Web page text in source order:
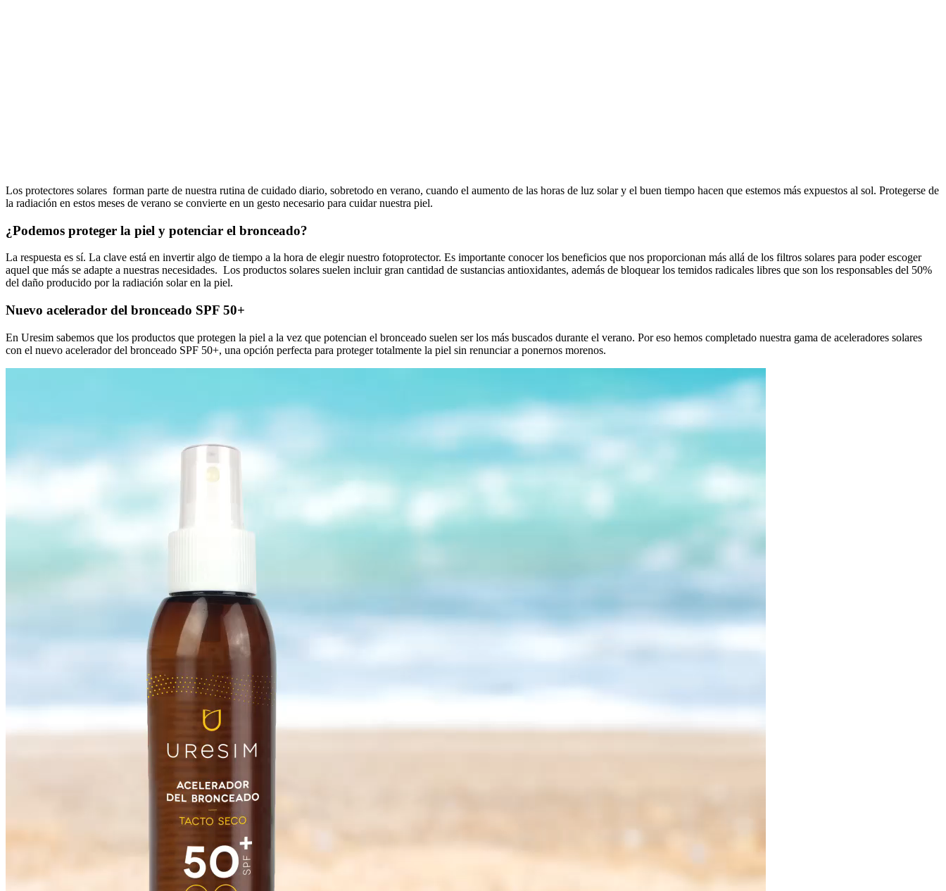
Los protectores solares forman parte de nuestra rutina de cuidado diario, sobretodo en verano, cuando el aumento de las horas de luz solar y el buen tiempo hacen que estemos más expuestos al sol. Protegerse de
la radiación en estos meses de verano se convierte en un gesto necesario para cuidar nuestra piel.
¿Podemos proteger la piel y potenciar el bronceado?
La respuesta es sí. La clave está en invertir algo de tiempo a la hora de elegir nuestro fotoprotector. Es importante conocer los beneficios que nos proporcionan más allá de los filtros solares para poder escoger
aquel que más se adapte a nuestras necesidades. Los productos solares suelen incluir gran cantidad de sustancias antioxidantes, además de bloquear los temidos radicales libres que son los responsables del 50%
del daño producido por la radiación solar en la piel.
Nuevo acelerador del bronceado SPF 50+
En Uresim sabemos que los productos que protegen la piel a la vez que potencian el bronceado suelen ser los más buscados durante el verano. Por eso hemos completado nuestra gama de aceleradores solares
con el nuevo acelerador del bronceado SPF 50+, una opción perfecta para proteger totalmente la piel sin renunciar a ponernos morenos.